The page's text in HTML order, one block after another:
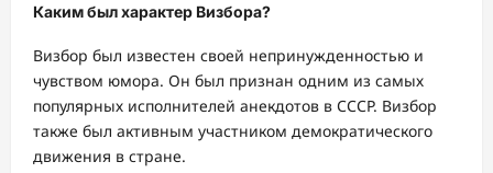
Каким был характер Визбора?
Визбор был известен своей непринужденностью и
чувством юмора. Он был признан одним из самых
популярных исполнителей анекдотов в СССР. Визбор
также был активным участником демократического
движения в стране.